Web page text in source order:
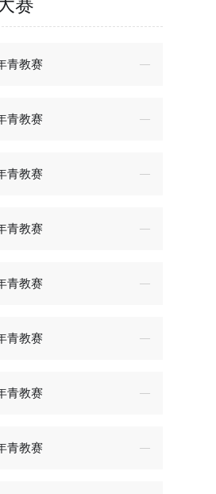
赛
青教赛
青教赛
青教赛
青教赛
青教赛
青教赛
青教赛
青教赛